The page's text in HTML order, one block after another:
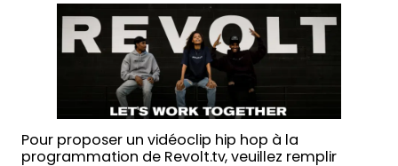
Pour proposer un vidéoclip hip hop à la
programmation de Revolt.tv, veuillez remplir